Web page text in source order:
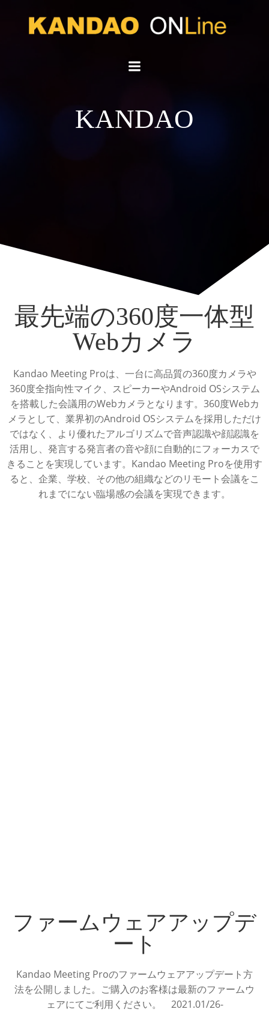
KANDAO
最先端の360度一体型
Webカメラ
Kandao Meeting Proは、一台に高品質の360度カメラや
360度全指向性マイク、スピーカーやAndroid OSシステム
を搭載した会議用のWebカメラとなります。360度Webカ
メラとして、業界初のAndroid OSシステムを採用しただけ
ではなく、より優れたアルゴリズムで音声認識や顔認識を
活用し、発言する発言者の音や顔に自動的にフォーカスで
きることを実現しています。Kandao Meeting Proを使用す
ると、企業、学校、その他の組織などのリモート会議をこ
れまでにない臨場感の会議を実現できます。
ファームウェアアップデ
ート
Kandao Meeting Proのファームウェアアップデート方
法を公開しました。ご購入のお客様は最新のファームウ
ェアにてご利用ください。 2021.01/26-​